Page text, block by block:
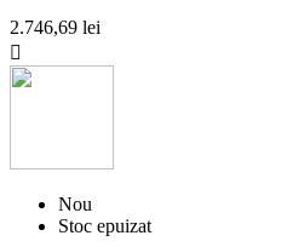
2.746,69 lei

Nou
Stoc epuizat